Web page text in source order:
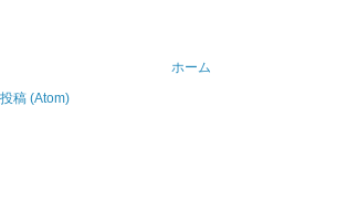
ホーム
稿 (Atom)